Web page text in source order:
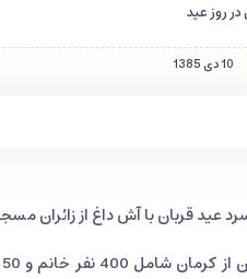
در روز عيد
10 دی 1385
عيد قربان با آش داغ از زائران